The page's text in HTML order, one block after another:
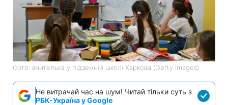
Фото: вчителька у підземній школі Харкова (Getty Images)
Не витрачай час на шум! Читай тільки суть з
РБК-Україна у Google